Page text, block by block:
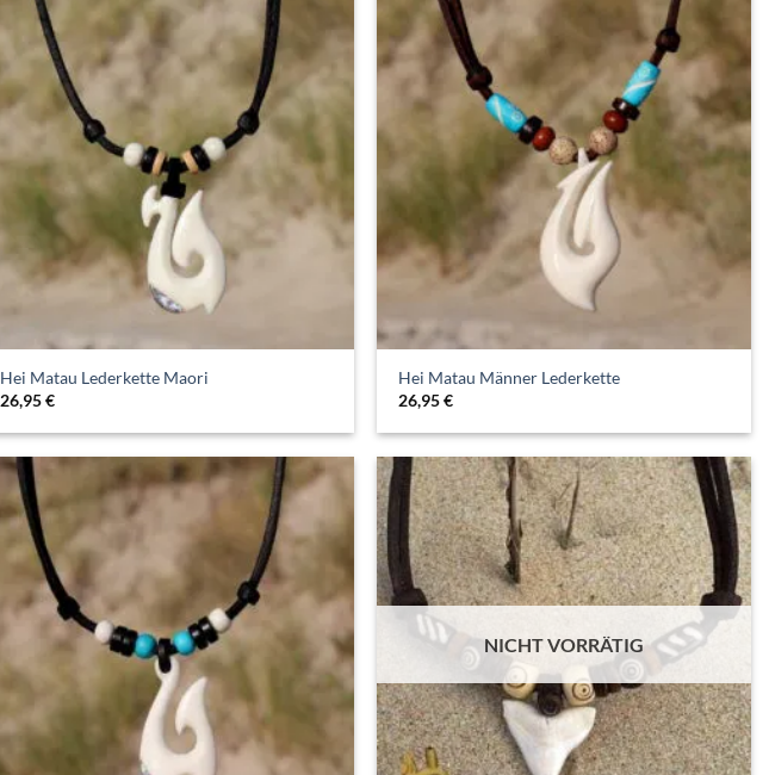
Hei Matau Lederkette Maori
26,95€
Hei Matau Männer Lederkette
26,95€
NICHT VORRÄTIG